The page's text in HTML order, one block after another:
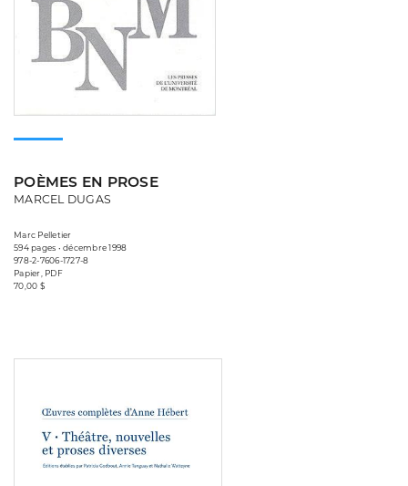
POÈMES EN PROSE
MARCEL DUGAS
Marc Pelletier
594 pages • décembre 1998
978-2-7606-1727-8
Papier, PDF
70,00 $